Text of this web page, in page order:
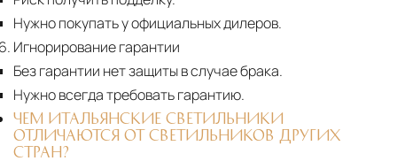
Нужно покупать у официальных дилеров.
Игнорирование гарантии
Без гарантии нет защиты в случае брака.
Нужно всегда требовать гарантию.
ЧЕМ ИТАЛЬЯНСКИЕ СВЕТИЛЬНИКИ
ОТЛИЧАЮТСЯ ОТ СВЕТИЛЬНИКОВ ДРУГИХ
СТРАН?